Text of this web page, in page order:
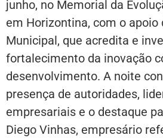
junho, no Memorial da
em Horizontina, com o apoio
Municipal, que acredita e
fortalecimento da inovação
desenvolvimento. A noite
presença de autoridades,
empresariais e o destaque
Diego Vinhas, empresário